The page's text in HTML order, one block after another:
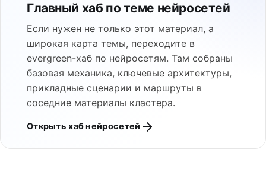
Главный хаб по теме нейросетей
Если нужен не только этот материал, а
широкая карта темы, переходите в
evergreen-хаб по нейросетям. Там собраны
базовая механика, ключевые архитектуры,
прикладные сценарии и маршруты в
соседние материалы кластера.
Открыть хаб нейросетей